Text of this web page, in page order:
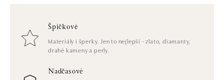
Špičkové
Materiály i šperky. Jen to nejlepší - zlato, diamanty,
drahé kameny a perly.
Nadčasové